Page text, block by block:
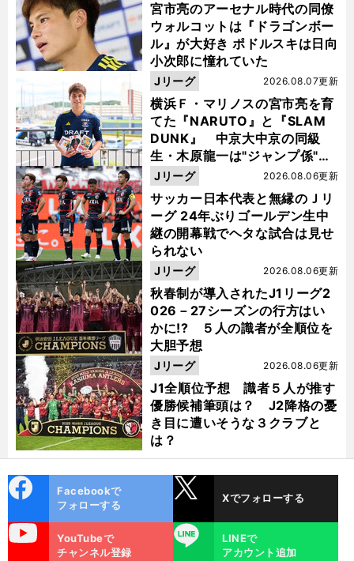
宮市亮のアーセナル時代の同僚
ウォルコットは『ドラゴンボー
ル』が大好き ポドルスキは日向
小次郎に憧れていた
横浜Ｆ・マリノスの宮市亮を育
てた『NARUTO』と『SLAM
DUNK』 中京大中京の同級
生・木原龍一は"ジャンプ係"だ
った
2026.08.07更新
Jリーグ
サッカー日本代表と無縁のＪリ
ーグ 24年ぶりゴールデン生中
継の開幕戦でヘタな試合は見せ
られない
2026.08.06更新
Jリーグ
秋春制が導入されたJ1リーグ2
026－27シーズンの行方はい
かに!? ５人の識者が全順位を
大胆予想
2026.08.06更新
Jリーグ
J1全順位予想 識者５人が推す
優勝候補筆頭は？ J2降格の憂
き目に遭いそうな３クラブと
は？
2026.08.06更新
Jリーグ
ok
Facebookで
フォローする
Xでフォローする
YouTubeで
チャンネル登録
LINE
LINEで
アカウント追加